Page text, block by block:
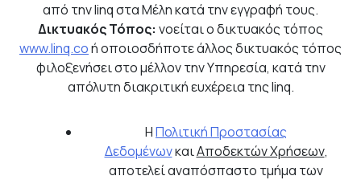
από την linq στα Μέλη κατά την εγγραφή τους.
Δικτυακός Τόπος: νοείται ο δικτυακός τόπος
www.linq.coή οποιοσδήποτε άλλος δικτυακός τόπος
φιλοξενήσει στο μέλλον την Υπηρεσία, κατά την
απόλυτη διακριτική ευχέρεια της linq.
ΗΠολιτική Προστασίας
ΔεδομένωνκαιΑποδεκτών Χρήσεων,
αποτελεί αναπόσπαστο τμήμα των